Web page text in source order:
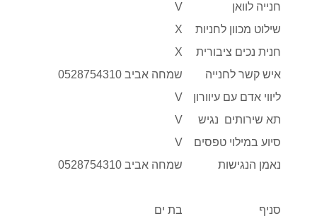
חנייה לוואן
V
שילוט מכוון לחניות
X
חנית נכים ציבורית
X
איש קשר לחנייה
שמחה אביב 0528754310
ליווי אדם עם עיוורון
V
תא שירותים נגיש
V
סיוע במילוי טפסים
V
נאמן הנגישות
שמחה אביב 0528754310
סניף בת ים